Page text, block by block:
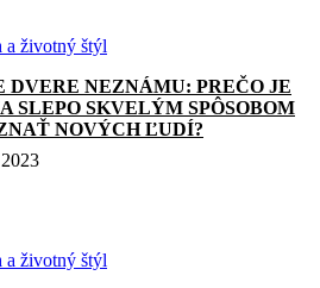
a životný štýl
DVERE NEZNÁMU: PREČO JE
SLEPO SKVELÝM SPÔSOBOM
NOVÝCH ĽUDÍ?
a životný štýl